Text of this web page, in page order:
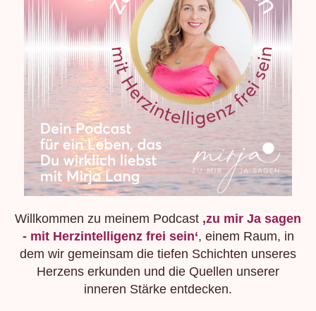
Willkommen zu meinem Podcast ‚zu mir Ja sagen
- mit Herzintelligenz frei sein‘, einem Raum, in
dem wir gemeinsam die tiefen Schichten unseres
Herzens erkunden und die Quellen unserer
inneren Stärke entdecken.